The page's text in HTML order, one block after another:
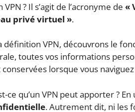
VPN ? Il s’agit de l’acronyme de «
privé virtuel ».
définition VPN, découvrons le
toutes vos informations
lorsque vous
ce qu’un VPN peut apporter ? En
. Autrement dit, ni les